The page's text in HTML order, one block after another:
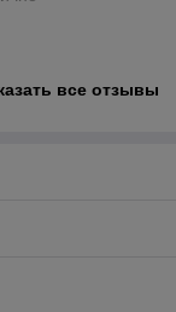
все отзывы